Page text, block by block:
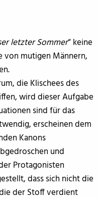
letzter Sommer“ keine
von mutigen Männern,
die Klischees des
wird dieser Aufgabe
sind für das
erscheinen dem
Kanons
und
Protagonisten
dass sich nicht die
der Stoff verdient